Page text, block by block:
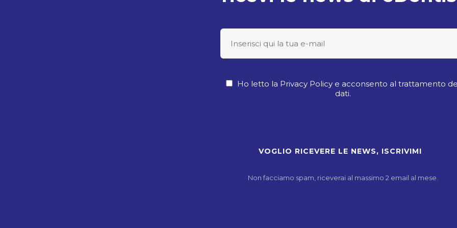
Ho letto la Privacy Policy e acconsento al trattamento
dati.
Non facciamo spam, riceverai al massimo 2 email al mese.